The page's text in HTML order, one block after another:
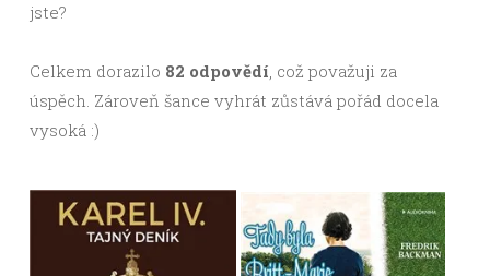
jste?
Celkem dorazilo 82 odpovědí, což považuji za
úspěch. Zároveň šance vyhrát zůstává pořád docela
vysoká :)